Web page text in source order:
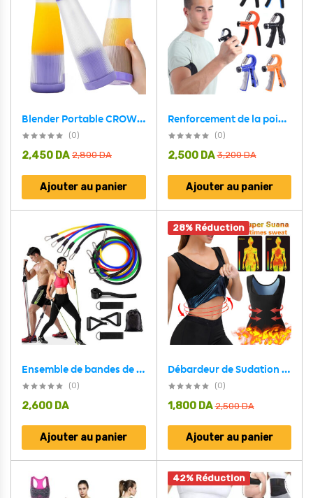
Blender Portable CROWN TYPE Juicer 400 ML
(0)
2,800DA
2,450 DA
Ajouter au panier
Renforcement de la poignée avec résistance réglable de 11 à 132 lb (5 à 60 kg)
(0)
3,200DA
2,500 DA
Ajouter au panier
Ensemble de bandes de résistance 11 pcs équipement de Sports à domicile
(0)
2,600 DA
Ajouter au panier
28% Réduction
Débardeur de Sudation avec Effet Sauna pour Femme
(0)
2,500DA
1,800 DA
Ajouter au panier
42% Réduction